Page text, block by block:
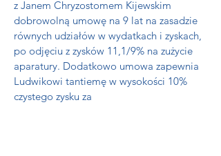
z Janem Chryzostomem Kijewskim
dobrowolną umowę na 9 lat na zasadzie
równych udziałów w wydatkach i zyskach,
po odjęciu z zysków 11,1/9% na zużycie
aparatury. Dodatkowo umowa zapewnia
Ludwikowi tantiemę w wysokości 10%
czystego zysku za